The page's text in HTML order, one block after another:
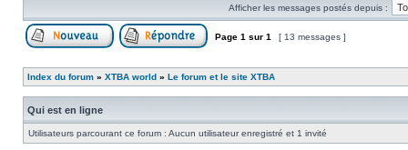
Afficher les messages postés depuis :
Page 1 sur 1 [ 13 messages ]
Index du forum » XTBA world » Le forum et le site XTBA
Qui est en ligne
Utilisateurs parcourant ce forum : Aucun utilisateur enregistré et 1 invité